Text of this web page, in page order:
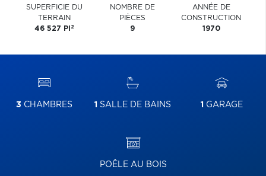
SUPERFICIE DU
TERRAIN
46 527 PI 2
NOMBRE DE
PIÈCES
9
ANNÉE DE
CONSTRUCTION
1970
3 CHAMBRES 1 SALLE DE BAINS 1 GARAGE
POÊLE AU BOIS